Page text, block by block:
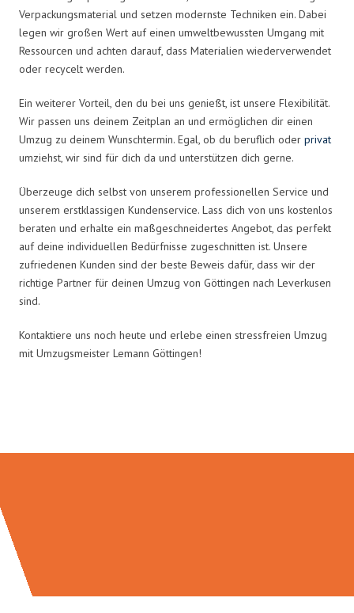
Verpackungsmaterial und setzen modernste Techniken ein. Dabei
legen wir großen Wert auf einen umweltbewussten Umgang mit
Ressourcen und achten darauf, dass Materialien wiederverwendet
oder recycelt werden.
Ein weiterer Vorteil, den du bei uns genießt, ist unsere Flexibilität.
Wir passen uns deinem Zeitplan an und ermöglichen dir einen
Umzug zu deinem Wunschtermin. Egal, ob du beruflich oder privat
umziehst, wir sind für dich da und unterstützen dich gerne.
Überzeuge dich selbst von unserem professionellen Service und
unserem erstklassigen Kundenservice. Lass dich von uns kostenlos
beraten und erhalte ein maßgeschneidertes Angebot, das perfekt
auf deine individuellen Bedürfnisse zugeschnitten ist. Unsere
zufriedenen Kunden sind der beste Beweis dafür, dass wir der
richtige Partner für deinen Umzug von Göttingen nach Leverkusen
sind.
Kontaktiere uns noch heute und erlebe einen stressfreien Umzug
mit Umzugsmeister Lemann Göttingen!